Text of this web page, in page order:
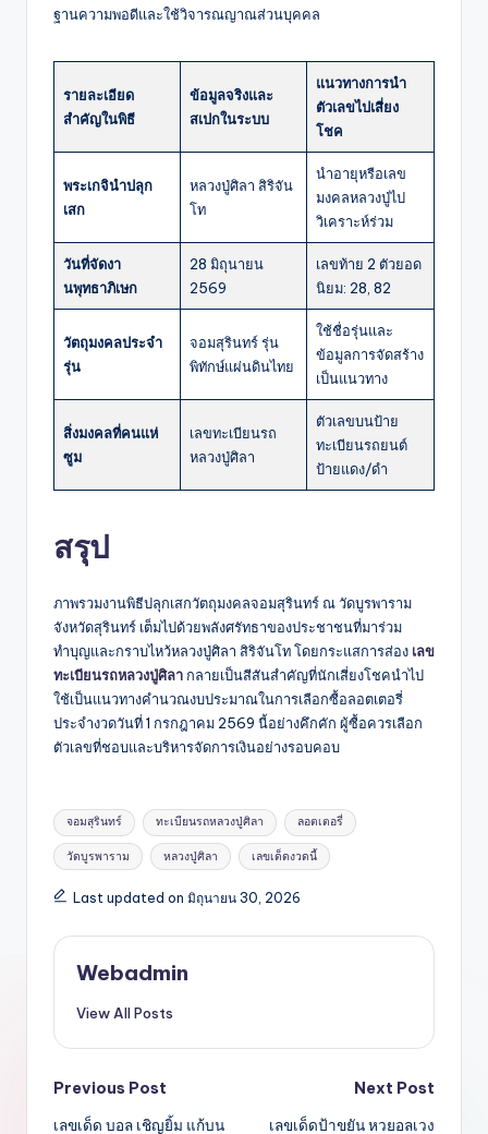
ฐานความพอดีและใช้วิจารณญาณส่วนบุคคล
รายละเอียด
สำคัญในพิธี
ข้อมูลจริงและ
สเปกในระบบ
แนวทางการนำ
ตัวเลขไปเสี่ยง
โชค
พระเกจินำปลุก
เสก
หลวงปู่ศิลา สิริจัน
โท
นำอายุหรือเลข
มงคลหลวงปู่ไป
วิเคราะห์ร่วม
วันที่จัดงา
นพุทธาภิเษก
28 มิถุนายน
2569
เลขท้าย 2 ตัวยอด
นิยม: 28, 82
วัตถุมงคลประจำ
รุ่น
จอมสุรินทร์ รุ่น
พิทักษ์แผ่นดินไทย
ใช้ชื่อรุ่นและ
ข้อมูลการจัดสร้าง
เป็นแนวทาง
สิ่งมงคลที่คนแห่
ซูม
เลขทะเบียนรถ
หลวงปู่ศิลา
ตัวเลขบนป้าย
ทะเบียนรถยนต์
ป้ายแดง/ดำ
สรุป
ภาพรวมงานพิธีปลุกเสกวัตถุมงคลจอมสุรินทร์ ณ วัดบูรพาราม
จังหวัดสุรินทร์ เต็มไปด้วยพลังศรัทธาของประชาชนที่มาร่วม
ทำบุญและกราบไหว้หลวงปู่ศิลา สิริจันโท โดยกระแสการส่อง เลข
ทะเบียนรถหลวงปู่ศิลา กลายเป็นสีสันสำคัญที่นักเสี่ยงโชคนำไป
ใช้เป็นแนวทางคำนวณงบประมาณในการเลือกซื้อลอตเตอรี่
ประจำงวดวันที่ 1 กรกฎาคม 2569 นี้อย่างคึกคัก ผู้ซื้อควรเลือก
ตัวเลขที่ชอบและบริหารจัดการเงินอย่างรอบคอบ
Tags:
จอมสุรินทร์ ทะเบียนรถหลวงปู่ศิลา ลอตเตอรี่
วัดบูรพาราม หลวงปู่ศิลา เลขเด็ดงวดนี้
Last updated on มิถุนายน 30, 2026
Webadmin
View All Posts
Post
Previous Post
เลขเด็ด บอล เชิญยิ้ม แก้บน
Next Post
เลขเด็ดป้าขยัน หวยอลเวง